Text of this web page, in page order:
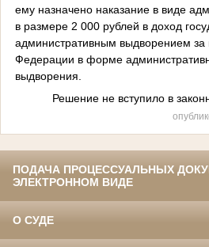
ему назначено наказание в виде
в размере 2 000 рублей в доход
административным выдворением за
Федерации в форме
выдворения.
Решение не вступило в
ПОДАЧА ПРОЦЕССУАЛЬНЫХ
ЭЛЕКТРОННОМ ВИДЕ
О СУДЕ